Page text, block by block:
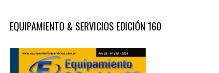
EQUIPAMIENTO & SERVICIOS EDICIÓN 160